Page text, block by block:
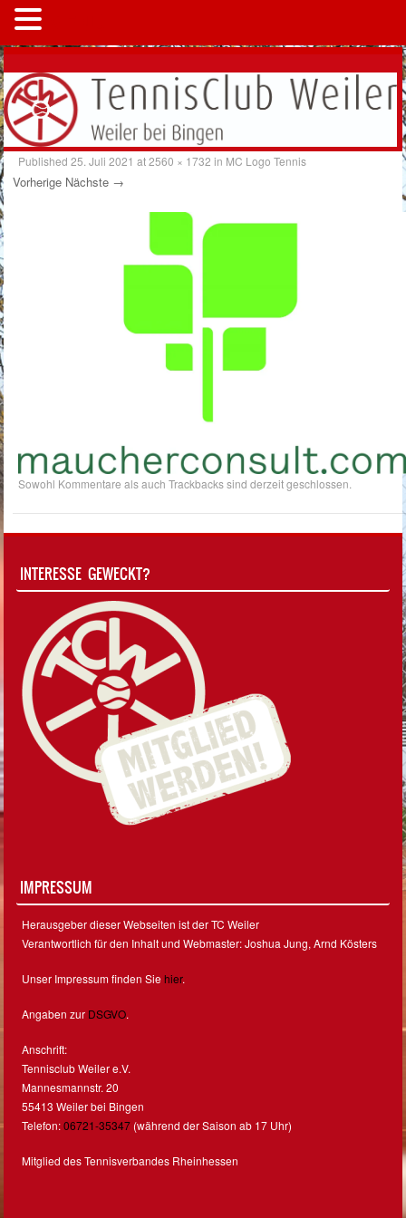
Published25. Juli 2021 at2560 × 1732 in MC Logo Tennis
Vorherige Nächste →
Sowohl Kommentare als auch Trackbacks sind derzeit geschlossen.
INTERESSE GEWECKT?
IMPRESSUM
Herausgeber dieser Webseiten ist der TC Weiler
Verantwortlich für den Inhalt und Webmaster: Joshua Jung, Arnd Kösters
Unser Impressum finden Siehier.
Angaben zur DSGVO.
Anschrift:
Tennisclub Weiler e.V.
Mannesmannstr. 20
55413 Weiler bei Bingen
Telefon:06721-35347 (während der Saison ab 17 Uhr)
Mitglied des Tennisverbandes Rheinhessen